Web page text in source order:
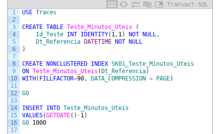
Transact-SQL
1
2
3
4
5
6
7
8
9
10
11
12
13
14
15
16
17
USE Traces
CREATE TABLE Teste_Minutos_Uteis
(
Id_Teste INT IDENTITY( 1 , 1 ) NOT NULL ,
Dt_Referencia DATETIME NOT NULL
)
CREATE NONCLUSTERED INDEX SK01_Teste_Minutos_Uteis
ON Teste_Minutos_Uteis (Dt_Referencia)
WITH( FILLFACTOR=90 , DATA_COMPRESSION = PAGE)
GO
INSERT INTO Teste_Minutos_Uteis
VALUES(GETDATE( ) - 1 )
GO 1000